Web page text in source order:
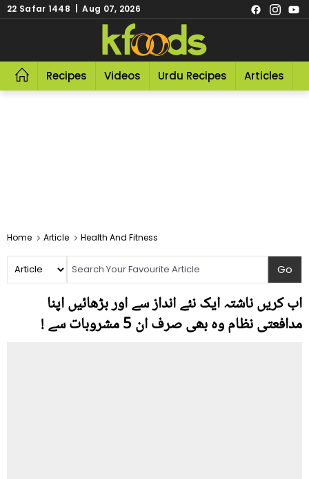
22 Safar 1448 | Aug 07, 2026
Recipes Videos Urdu Recipes Articles
Home Article Health And Fitness
اب کریں ناشتہ ایک نئے انداز سے اور بڑھائیں اپنا
مدافعتی نظام وہ بھی صرف ان 5 مشروبات سے !